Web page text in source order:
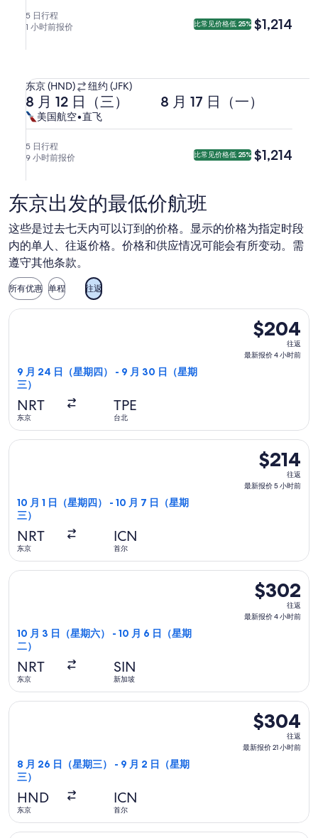
发，
到
纽
约。
（一）
到
前
往
纽
(JFK)。
月
12
日
17:45
从
东
京
出
发，
到
达
纽
约。
10:30
纽
18
日
（二）
13:55
京。
航
空，
直
航
空
5 日行程
1 小时前报价
比常见价格低 25% $1,214
$1,214
从
东
京
(HND)
前
往
纽
约
(JFK)。
东京 (HND) 纽约 (JFK)
去
程
8
月
12
日
（三）
17:45
从
东
京
出
发，
17:55
约。
8 月 12 日（三）
返
8
（一）
10:30
从
纽
约
13:55
京。
8 月 17 日（一）
美
国
航
空，
直
飞。
美国航空•直飞
美
国
航
空
5 日行程
9 小时前报价
比常见价格低 25% $1,214
$1,214
东京出发的最低价航班
这些是过去七天内可以订到的价格。显示的价格为指定时段
内的单人、往返价格。价格和供应情况可能会有所变动。需
遵守其他条款。
所有优惠 单程 往返
$204
往
返,
4
时
前
$204
往返
最新报价 4 小时前
9 月 24 日（星期四） - 9 月 30 日（星期
三）
NRT
东京
TPE
台北
选择酷航航班，9 月 24 日（星期四）从东京前往台北，9 月
$214
往
返,
5
小
时
前
$214
往返
最新报价 5 小时前
10 月 1 日（星期四） - 10 月 7 日（星期
三）
NRT
东京
ICN
首尔
选择ZIPAIR航班，10 月 1 日（星期四）从东京前往首尔，10
$302
往
返,
4
小
时
前
$302
往返
最新报价 4 小时前
10 月 3 日（星期六） - 10 月 6 日（星期
二）
NRT
东京
SIN
新加坡
选择酷航航班，10 月 3 日（星期六）从东京前往新加坡，10
$304
往
返,
21
$304
往返
最新报价 21 小时前
8 月 26 日（星期三） - 9 月 2 日（星期
三）
HND
东京
ICN
首尔
选择大韩航空航班，8 月 26 日（星期三）从东京前往首尔，